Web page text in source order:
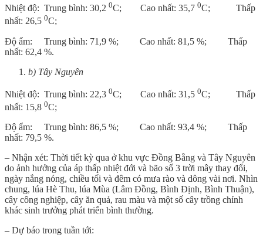
Nhiệt độ: Trung bình: 30,2 0C; Cao nhất: 35,7 0C; Thấp
nhất: 26,5 0C;
Độ ẩm: Trung bình: 71,9 %; Cao nhất: 81,5 %; Thấp
nhất: 62,4 %.
b) Tây Nguyên
Nhiệt độ: Trung bình: 22,3 0C; Cao nhất: 31,5 0C; Thấp
nhất: 15,8 0C;
Độ ẩm: Trung bình: 86,5 %; Cao nhất: 93,4 %; Thấp
nhất: 79,5 %.
– Nhận xét: Thời tiết kỳ qua ở khu vực Đồng Bằng và Tây Nguyên
do ảnh hưởng của áp thấp nhiệt đới và bão số 3 trời mây thay đổi,
ngày nắng nóng, chiều tối và đêm có mưa rào và dông vài nơi. Nhìn
chung, lúa Hè Thu, lúa Mùa (Lâm Đồng, Bình Định, Bình Thuận),
cây công nghiệp, cây ăn quả, rau màu và một số cây trồng chính
khác sinh trưởng phát triển bình thường.
– Dự báo trong tuần tới: